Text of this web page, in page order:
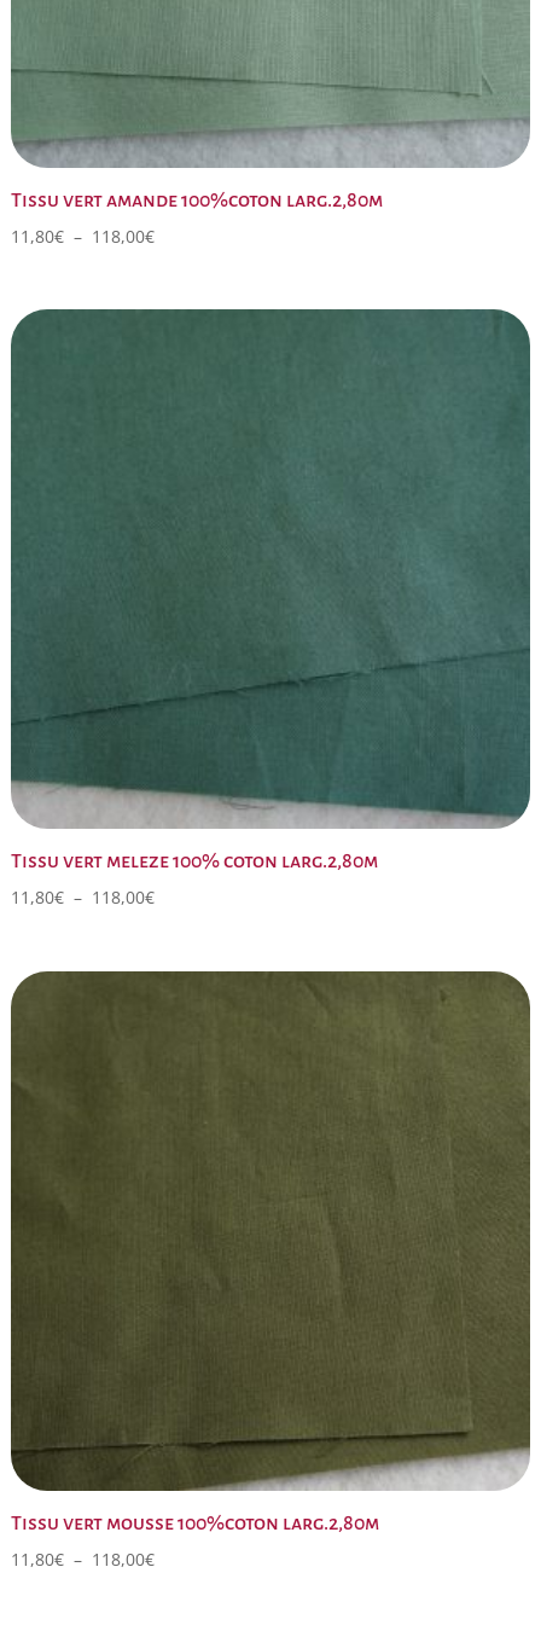
Tissu vert amande 100%coton larg.2,80m
11,80€ – 118,00€Plage
Tissu vert meleze 100% coton larg.2,80m
11,80€ – 118,00€Plage
Tissu vert mousse 100%coton larg.2,80m
11,80€ – 118,00€Plage